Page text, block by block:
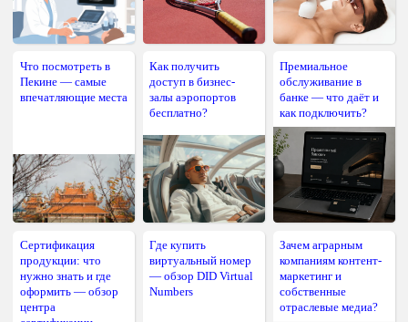
Что посмотреть в
Пекине — самые
впечатляющие места
Как получить
доступ в бизнес-
залы аэропортов
бесплатно?
Премиальное
обслуживание в
банке — что даёт и
как подключить?
Сертификация
продукции: что
нужно знать и где
оформить — обзор
центра
Где купить
виртуальный номер
— обзор DID Virtual
Numbers
Зачем аграрным
компаниям контент-
маркетинг и
собственные
отраслевые медиа?